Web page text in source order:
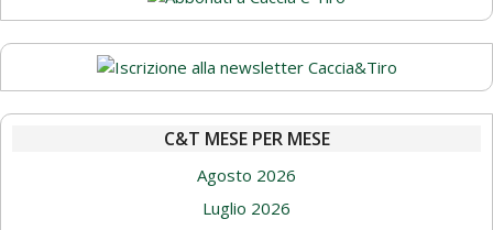
C&T MESE PER MESE
Agosto 2026
Luglio 2026